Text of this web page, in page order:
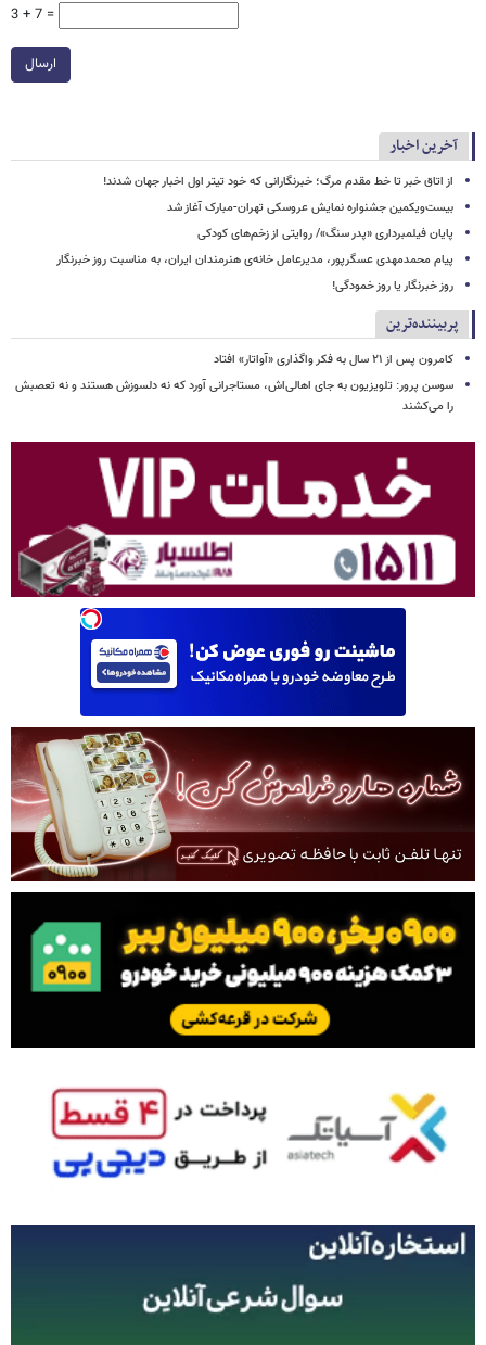
3 + 7 =
ارسال
آخرین اخبار
از اتاق خبر تا خط مقدم مرگ؛ خبرنگارانی که خود تیتر اول اخبار جهان شدند!
بیست‌ویکمین جشنواره نمایش عروسکی تهران-مبارک آغاز شد
پایان فیلمبرداری «پدر سنگ»/ روایتی از زخم‌های کودکی
پیام محمدمهدی عسگرپور، مدیرعامل خانه‌ی هنرمندان ایران، به مناسبت روز خبرنگار
روز خبرنگار یا روز خمودگی!
پربیننده‌ترین
کامرون پس از ۲۱ سال به فکر واگذاری «آواتار» افتاد
سوسن پرور: تلویزیون به جای اهالی‌اش، مستاجرانی آورد که نه دلسوزش هستند و نه تعصبش
را می‌کشند